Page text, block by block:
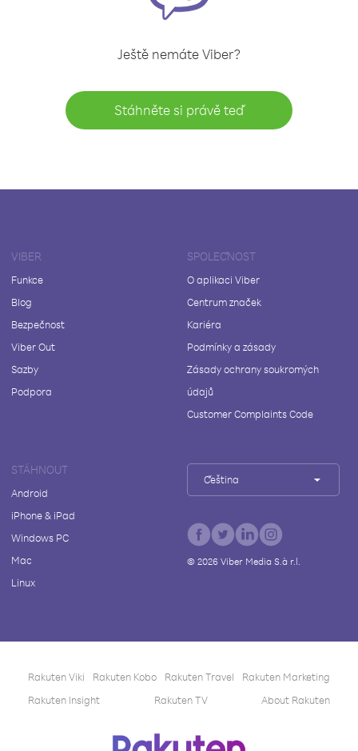
Ještě nemáte Viber?
Stáhněte si právě teď
VIBER
Funkce
Blog
Bezpečnost
Viber Out
Sazby
Podpora
SPOLEČNOST
O aplikaci Viber
Centrum značek
Kariéra
Podmínky a zásady
Zásady ochrany soukromých
údajů
Customer Complaints Code
STÁHNOUT
Android
iPhone & iPad
Windows PC
Mac
Linux
Čeština
© 2026Viber Media S.à r.l.
Rakuten Viki Rakuten Kobo Rakuten Travel
Rakuten Marketing
Rakuten Insight
Rakuten TV About Rakuten